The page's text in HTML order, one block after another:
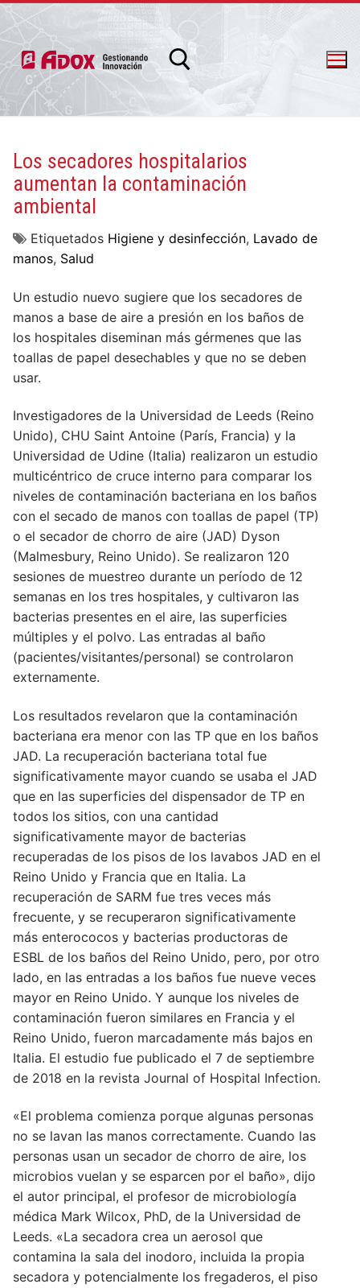
info@adox.com.ar whatsapp: 54 9 11 6230 2470
PRODUCTOS Y SERVICIOS
INSUMOS
Higiene de manos y piel
Desinfección
Detergentes
Control de Biofilm
Accesorios
EQUIPAMIENTOS
Equipos para Control de infecciones
Máquinas de anestesia y Bombas de infusión
Seguridad
Agroindustriales
SISTEMAS
Accesibilidad, alerta, control, medición y
monitoreo
Software
SERVICIOS
Servicio técnico
Mapeo Térmico ::: NUEVO :::
Alquiler de máquinas de anestesia
DESARROLLOS
NOVEDADES
Videos
Videos institucionales
Videos de productos
Webinars
Tutoriales
Noticias de interés
Compromiso Social
Prensa
QUIENES SOMOS
Quiénes Somos
Responsabilidad Social Empresaria
Premios
CONTACTO
Contact us
Los secadores hospitalarios
aumentan la contaminación
ambiental
Etiquetados Higiene y desinfección, Lavado de
manos, Salud
Un estudio nuevo sugiere que los secadores de
manos a base de aire a presión en los baños de
los hospitales diseminan más gérmenes que las
toallas de papel desechables y que no se deben
usar.
Investigadores de la Universidad de Leeds (Reino
Unido), CHU Saint Antoine (París, Francia) y la
Universidad de Udine (Italia) realizaron un estudio
multicéntrico de cruce interno para comparar los
niveles de contaminación bacteriana en los baños
con el secado de manos con toallas de papel (TP)
o el secador de chorro de aire (JAD) Dyson
(Malmesbury, Reino Unido). Se realizaron 120
sesiones de muestreo durante un período de 12
semanas en los tres hospitales, y cultivaron las
bacterias presentes en el aire, las superficies
múltiples y el polvo. Las entradas al baño
(pacientes/visitantes/personal) se controlaron
externamente.
Los resultados revelaron que la contaminación
bacteriana era menor con las TP que en los baños
JAD. La recuperación bacteriana total fue
significativamente mayor cuando se usaba el JAD
que en las superficies del dispensador de TP en
todos los sitios, con una cantidad
significativamente mayor de bacterias
recuperadas de los pisos de los lavabos JAD en el
Reino Unido y Francia que en Italia. La
recuperación de SARM fue tres veces más
frecuente, y se recuperaron significativamente
más enterococos y bacterias productoras de
ESBL de los baños del Reino Unido, pero, por otro
lado, en las entradas a los baños fue nueve veces
mayor en Reino Unido. Y aunque los niveles de
contaminación fueron similares en Francia y el
Reino Unido, fueron marcadamente más bajos en
Italia. El estudio fue publicado el 7 de septiembre
de 2018 en la revista Journal of Hospital Infection.
«El problema comienza porque algunas personas
no se lavan las manos correctamente. Cuando las
personas usan un secador de chorro de aire, los
microbios vuelan y se esparcen por el baño», dijo
el autor principal, el profesor de microbiología
médica Mark Wilcox, PhD, de la Universidad de
Leeds. «La secadora crea un aerosol que
contamina la sala del inodoro, incluida la propia
secadora y potencialmente los fregaderos, el piso